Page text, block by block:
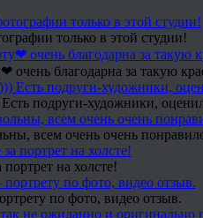
только в этой студии!
очень благодарна за такую
подруги-художники,
всем очень очень
на холсте!
по фото, видео отзыв.